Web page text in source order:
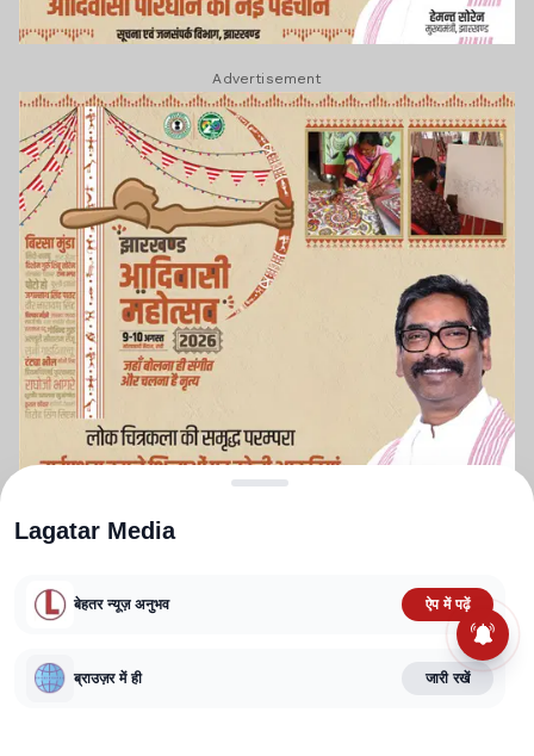
Advertisement
Lagatar Media
बेहतर न्यूज़ अनुभव ऐप में पढ़ें
ब्राउज़र में ही जारी रखें